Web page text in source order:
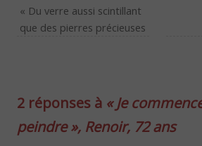
« Du verre aussi scintillant
que des pierres précieuses
2 réponses à « Je
peindre », Renoir, 72 ans